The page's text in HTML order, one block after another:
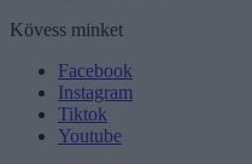
Kövess minket
Facebook
Instagram
Tiktok
Youtube